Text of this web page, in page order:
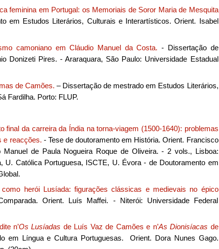
feminina em Portugal: os Memoriais de Soror Maria de Mesquita
em Estudos Literários, Culturais e Interartísticos. Orient. Isabel
camoniano em Cláudio Manuel da Costa. - Dissertação de
Donizeti Pires. - Araraquara, São Paulo: Universidade Estadual
de Camões. – Dissertação de mestrado em Estudos Literários,
Fardilha. Porto: FLUP.
final da carreira da Índia na torna-viagem (1500-1640): problemas
e reacções. - Tese de doutoramento em História. Orient. Francisco
de Paula Nogueira Roque de Oliveira. - 2 vols., Lisboa:
U. Católica Portuguesa, ISCTE, U. Évora - de Doutoramento em
herói Lusíada: figurações clássicas e medievais no épico
Orient. Luís Maffei. - Niterói: Universidade Federal
n’Os Lusíadas de Luís Vaz de Camões e n’As Dionisíacas de
em Língua e Cultura Portuguesas. Orient. Dora Nunes Gago.